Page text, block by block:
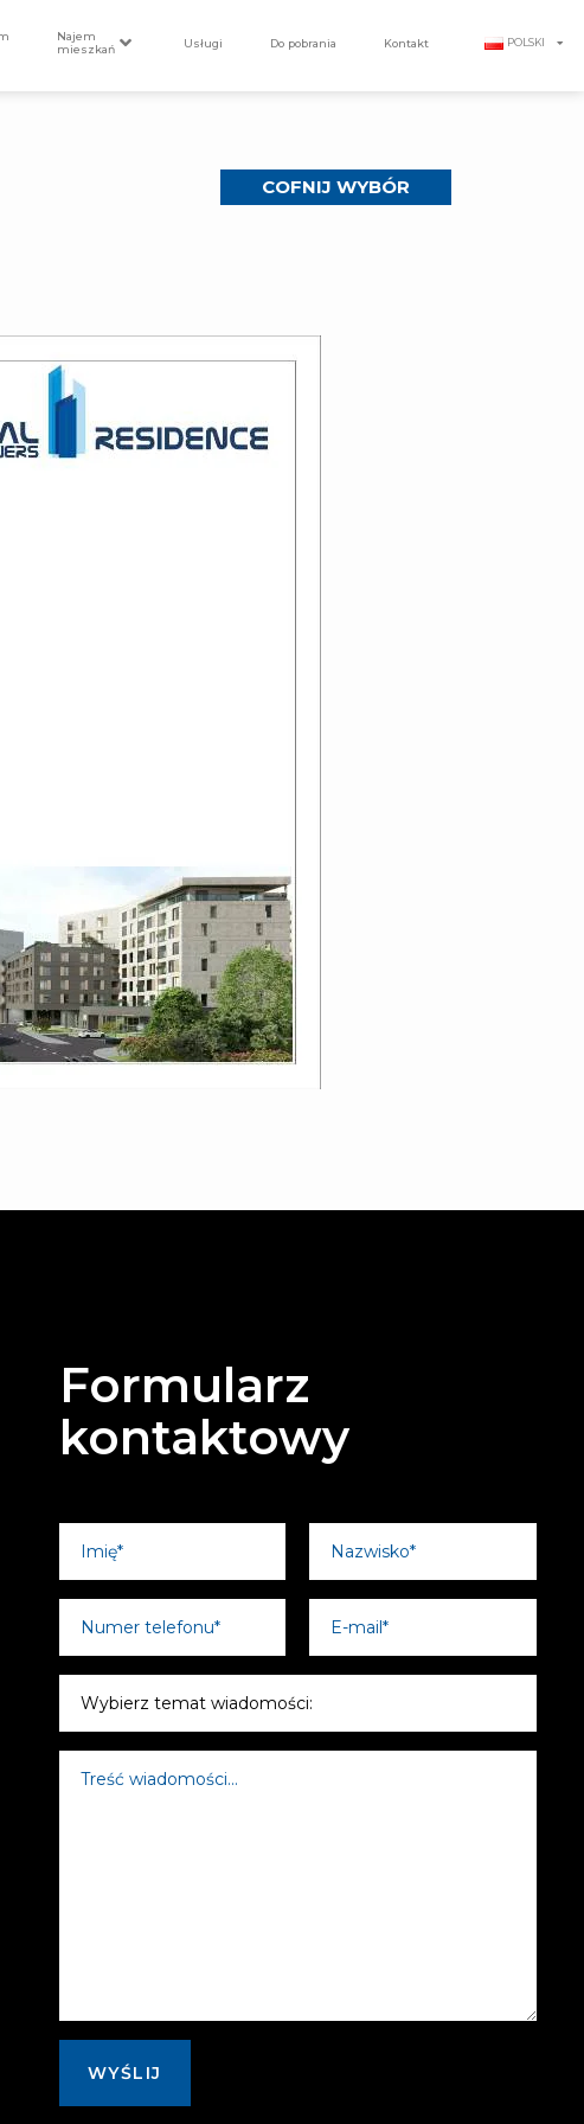
Najem
mieszkań
Usługi Do pobrania Kontakt POLSKI
COFNIJ WYBÓR
Formularz
kontaktowy